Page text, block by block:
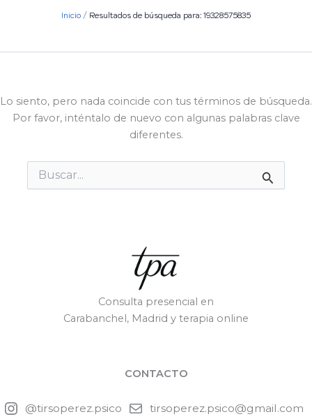
Inicio Resultados de búsqueda para: 19328575835
Lo siento, pero nada coincide con tus términos de búsqueda.
Por favor, inténtalo de nuevo con algunas palabras clave
diferentes.
Buscar
por:
Consulta presencial en
Carabanchel, Madrid y terapia online
CONTACTO
@tirsoperez.psico tirsoperez.psico@gmail.com